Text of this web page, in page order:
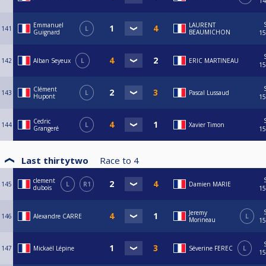
141
Emmanuel
Guignard
L
LAURENT
BEAUMICHON
142 Alban Seyeux L ERIC MARTINEAU
143
Clément
Hupont
L Pascal Lussaud
144
Cedric
Grangeré
L Xavier Timon
Last thirtytwo Race to 4
145
clement
dubois
L R1 Damien MARIE
146 Alexandre CARRE
Jeremy
Morineau
L
147 Mickaël Lépine Séverine FEREC L